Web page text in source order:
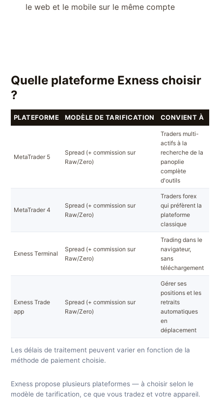
le web et le mobile sur le même compte
Quelle plateforme Exness choisir
?
PLATEFORME MODÈLE DE TARIFICATION CONVIENT À
MetaTrader 5
Spread (+ commission sur
Raw/Zero)
Traders multi-
actifs à la
recherche de la
panoplie
complète
d'outils
MetaTrader 4
Spread (+ commission sur
Raw/Zero)
Traders forex
qui préfèrent la
plateforme
classique
Exness Terminal
Spread (+ commission sur
Raw/Zero)
Trading dans le
navigateur,
sans
téléchargement
Exness Trade
app
Spread (+ commission sur
Raw/Zero)
Gérer ses
positions et les
retraits
automatiques
en
déplacement
Les délais de traitement peuvent varier en fonction de la
méthode de paiement choisie.
Exness propose plusieurs plateformes — à choisir selon le
modèle de tarification, ce que vous tradez et votre appareil.